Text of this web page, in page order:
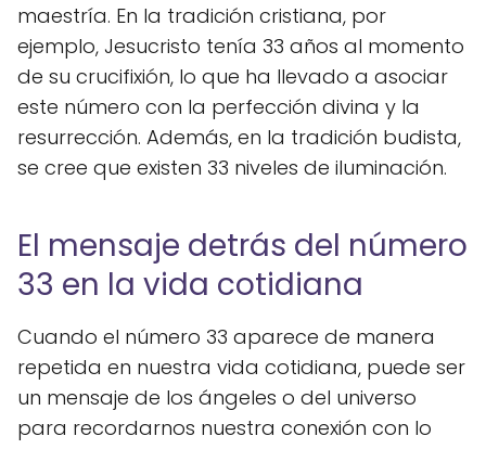
maestría. En la tradición cristiana, por
ejemplo, Jesucristo tenía 33 años al momento
de su crucifixión, lo que ha llevado a asociar
este número con la perfección divina y la
resurrección. Además, en la tradición budista,
se cree que existen 33 niveles de iluminación.
El mensaje detrás del número
33 en la vida cotidiana
Cuando el número 33 aparece de manera
repetida en nuestra vida cotidiana, puede ser
un mensaje de los ángeles o del universo
para recordarnos nuestra conexión con lo